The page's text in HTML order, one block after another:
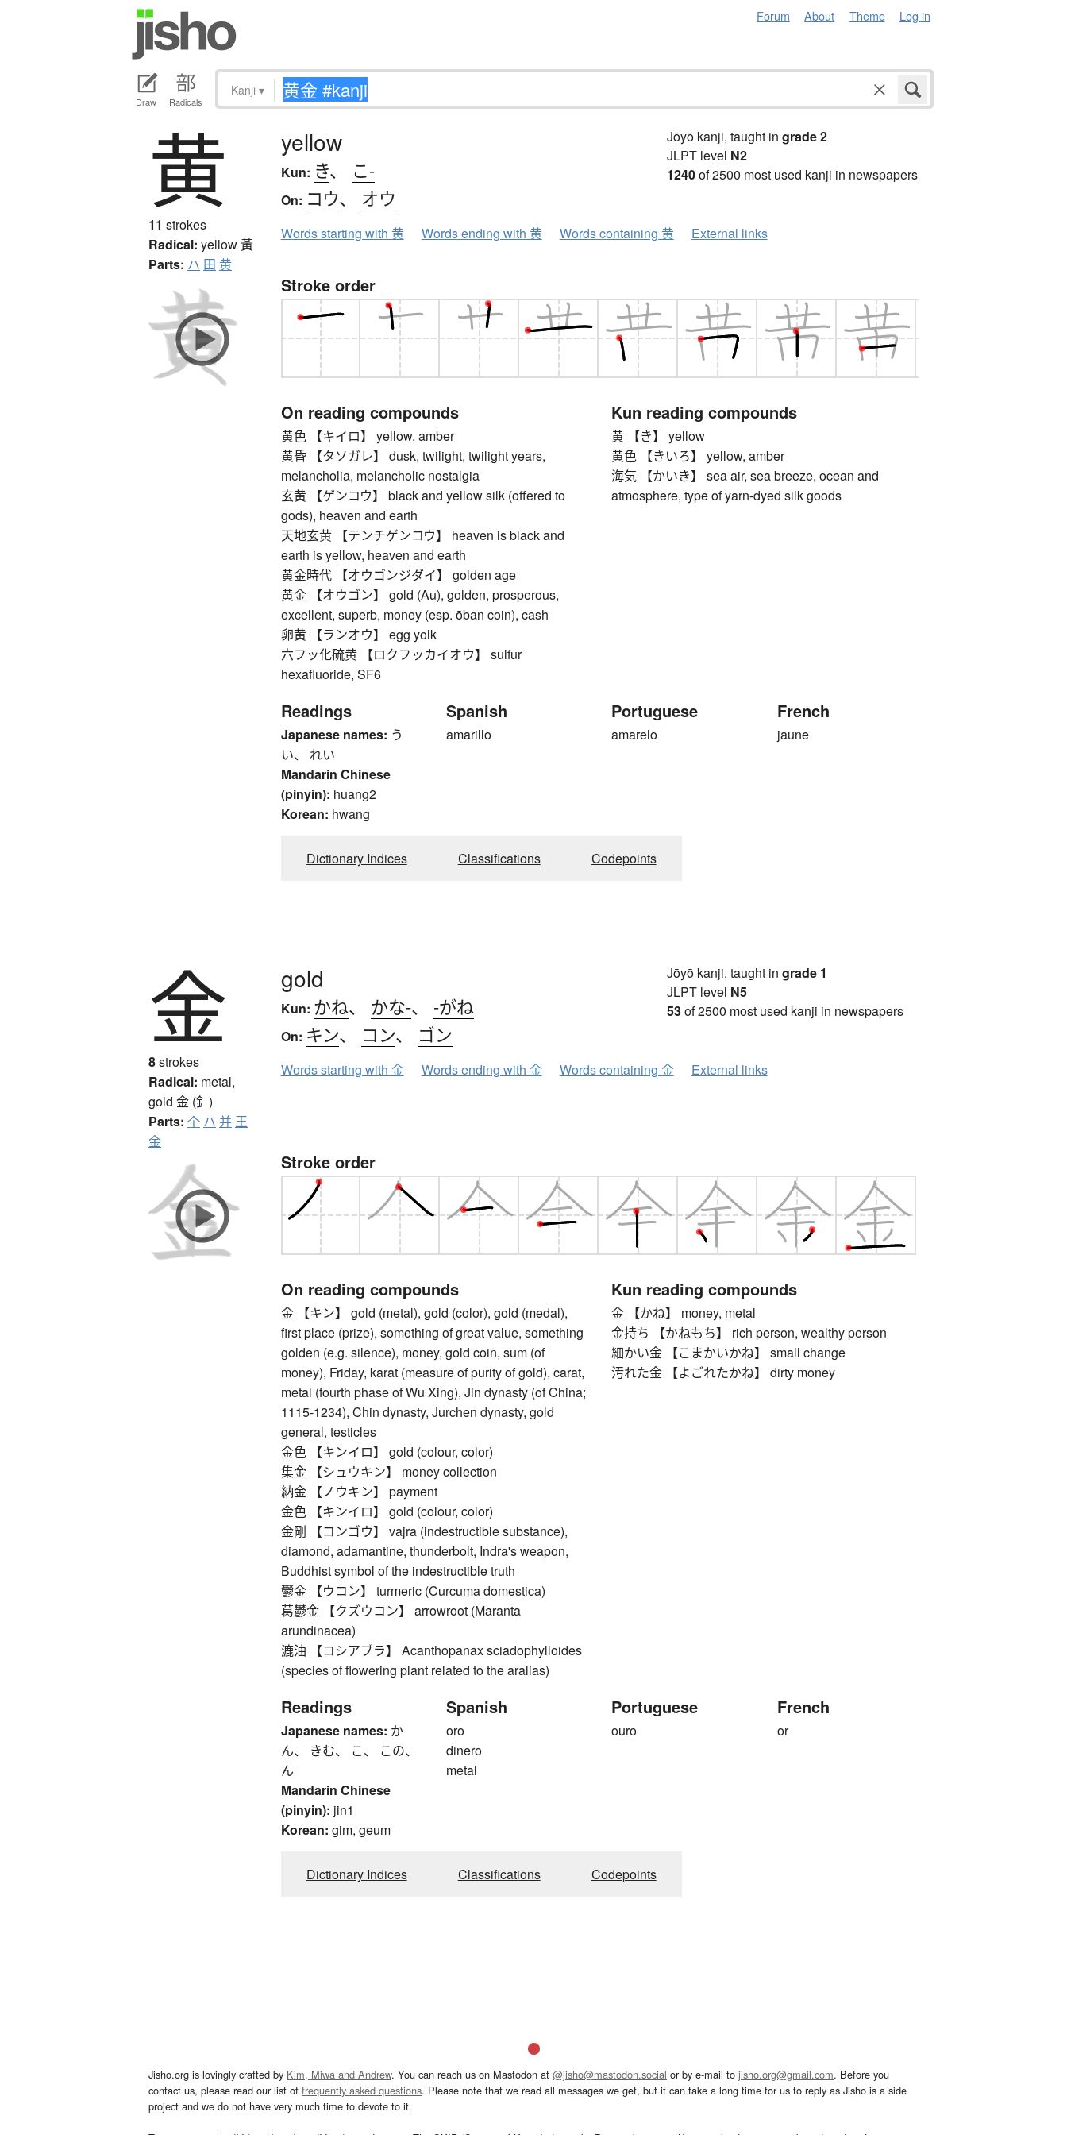
Forum About Theme Log in
Draw Radicals
Kanji ▾
黄
11 strokes
Radical: yellow 黃
Parts: ハ 田 黄
yellow
Kun: き、 こ-
On: コウ、 オウ
Jōyō kanji, taught in grade 2
JLPT level N2
1240of 2500 most used kanji in newspapers
Words starting with 黄 Words ending with 黄 Words containing 黄 External links
Stroke order
On reading compounds
黄色 【キイロ】 yellow, amber
黄昏 【タソガレ】 dusk, twilight, twilight years,
melancholia, melancholic nostalgia
玄黄 【ゲンコウ】 black and yellow silk (offered to
gods), heaven and earth
天地玄黄 【テンチゲンコウ】 heaven is black and
earth is yellow, heaven and earth
黄金時代 【オウゴンジダイ】 golden age
黄金 【オウゴン】 gold (Au), golden, prosperous,
excellent, superb, money (esp. ōban coin), cash
卵黄 【ランオウ】 egg yolk
六フッ化硫黄 【ロクフッカイオウ】 sulfur
hexafluoride, SF6
Kun reading compounds
黄 【き】 yellow
黄色 【きいろ】 yellow, amber
海気 【かいき】 sea air, sea breeze, ocean and
atmosphere, type of yarn-dyed silk goods
Readings
Japanese names: う
い、 れい
Mandarin Chinese
(pinyin): huang2
Korean: hwang
Spanish
amarillo
Portuguese
amarelo
French
jaune
Dictionary Indices Classifications Codepoints
金
8strokes
Radical: metal,
gold 金 (釒)
Parts: 个 ハ 并 王
金
gold
Kun: かね、 かな-、 -がね
On: キン、 コン、 ゴン
Jōyō kanji, taught in grade 1
JLPT level N5
53of 2500 most used kanji in newspapers
Words starting with 金 Words ending with 金 Words containing 金 External links
Stroke order
On reading compounds
金 【キン】 gold (metal), gold (color), gold (medal),
first place (prize), something of great value, something
golden (e.g. silence), money, gold coin, sum (of
money), Friday, karat (measure of purity of gold), carat,
metal (fourth phase of Wu Xing), Jin dynasty (of China;
1115-1234), Chin dynasty, Jurchen dynasty, gold
general, testicles
金色 【キンイロ】 gold (colour, color)
集金 【シュウキン】 money collection
納金 【ノウキン】 payment
金色 【キンイロ】 gold (colour, color)
金剛 【コンゴウ】 vajra (indestructible substance),
diamond, adamantine, thunderbolt, Indra's weapon,
Buddhist symbol of the indestructible truth
鬱金 【ウコン】 turmeric (Curcuma domestica)
葛鬱金 【クズウコン】 arrowroot (Maranta
arundinacea)
漉油 【コシアブラ】 Acanthopanax sciadophylloides
(species of flowering plant related to the aralias)
Kun reading compounds
金 【かね】 money, metal
金持ち 【かねもち】 rich person, wealthy person
細かい金 【こまかいかね】 small change
汚れた金 【よごれたかね】 dirty money
Readings
Japanese names: か
ん、 きむ、 こ、 この、
ん
Mandarin Chinese
(pinyin): jin1
Korean: gim, geum
Spanish
oro
dinero
metal
Portuguese
ouro
French
or
Dictionary Indices Classifications Codepoints
Jisho.org is lovingly crafted by Kim, Miwa and Andrew. You can reach us on Mastodon at @jisho@mastodon.social or by e-mail to jisho.org@gmail.com. Before you
contact us, please read our list of frequently asked questions. Please note that we read all messages we get, but it can take a long time for us to reply as Jisho is a side
project and we do not have very much time to devote to it.